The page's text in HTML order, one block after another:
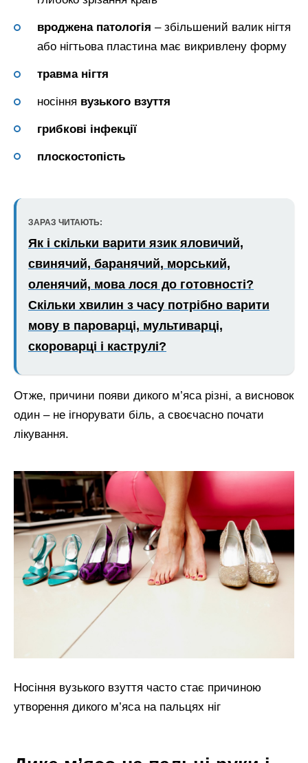
вроджена патологія – збільшений валик нігтя
або нігтьова пластина має викривлену форму
травма нігтя
носіння вузького взуття
грибкові інфекції
плоскостопість
ЗАРАЗ ЧИТАЮТЬ:
Як і скільки варити язик яловичий,
свинячий, баранячий, морський,
оленячий, мова лося до готовності?
Скільки хвилин з часу потрібно варити
мову в пароварці, мультиварці,
скороварці і каструлі?
Отже, причини появи дикого м’яса різні, а висновок
один – не ігнорувати біль, а своєчасно почати
лікування.
Носіння вузького взуття часто стає причиною
утворення дикого м’яса на пальцях ніг